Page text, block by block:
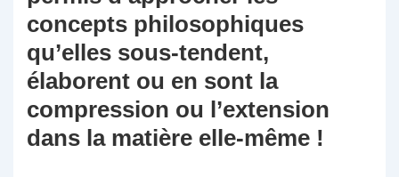
concepts philosophiques
qu’elles sous-tendent,
élaborent ou en sont la
compression ou l’extension
dans la matière elle-même !